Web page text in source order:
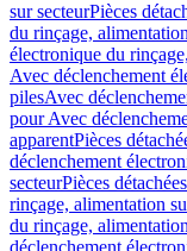
sur secteurPièces
du rinçage,
électronique du
Avec déclenchement
pilesAvec
pour Avec
apparentPièces
déclenchement
secteurPièces
rinçage, alimentation
du rinçage,
déclenchement